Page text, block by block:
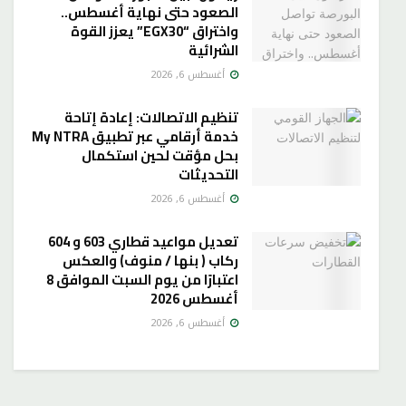
الصعود حتى نهاية أغسطس..
واختراق “EGX30” يعزز القوة
الشرائية
أغسطس 6, 2026
تنظيم الاتصالات: إعادة إتاحة
خدمة أرقامي عبر تطبيق My NTRA
بحل مؤقت لحين استكمال
التحديثات
أغسطس 6, 2026
تعديل مواعيد قطاري 603 و 604
ركاب ( بنها / منوف) والعكس
اعتبارًا من يوم السبت الموافق 8
أغسطس 2026
أغسطس 6, 2026